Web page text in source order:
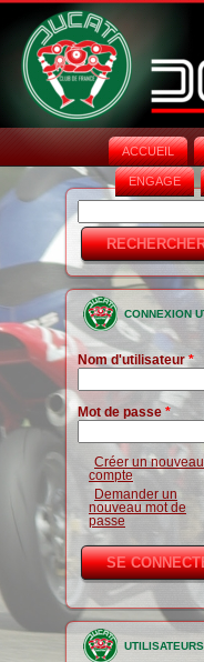
ACCUEIL
ENGAGE
de
recherche
CONNEXION
Nom d'utilisateur*
Mot de passe *
Créer un nouveau
compte
Demander un
nouveau mot de
passe